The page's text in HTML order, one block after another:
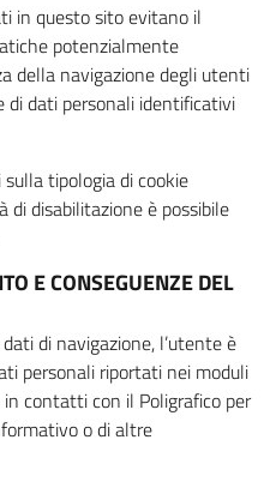
in questo sito evitano il
potenzialmente
della navigazione degli utenti
di dati personali identificativi
tipologia di cookie
disabilitazione è possibile
E CONSEGUENZE DEL
di navigazione, l’utente è
personali riportati nei moduli
contatti con il Poligrafico per
o di altre